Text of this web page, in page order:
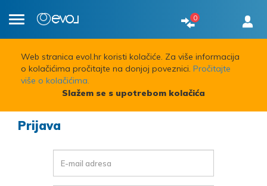
0
Toggle
Web stranica evol.hr koristi kolačiće. Za više informacija
o kolačićima pročitajte na donjoj poveznici. Pročitajte
više o kolačićima.
Slažem se s upotrebom kolačića
Prijava